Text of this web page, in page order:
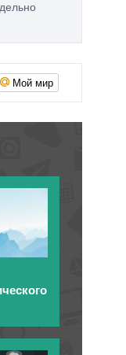
Мой мир